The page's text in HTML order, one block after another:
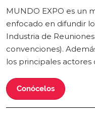
MUNDO EXPO es un
enfocado en difundir
Industria de
convenciones).
los principales actores
Conócelos